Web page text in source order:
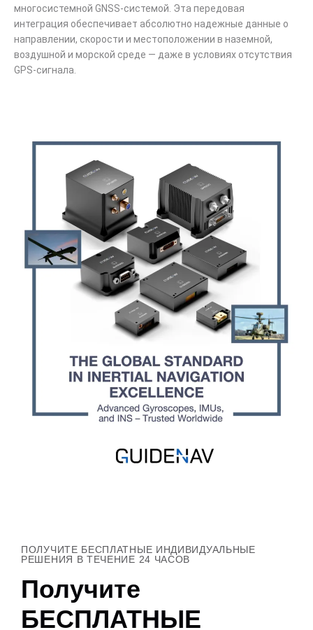
многосистемной GNSS-системой. Эта передовая
интеграция обеспечивает абсолютно надежные данные о
направлении, скорости и местоположении в наземной,
воздушной и морской среде — даже в условиях отсутствия
GPS-сигнала.
ПОЛУЧИТЕ БЕСПЛАТНЫЕ ИНДИВИДУАЛЬНЫЕ
РЕШЕНИЯ В ТЕЧЕНИЕ 24 ЧАСОВ
Получите
БЕСПЛАТНЫЕ